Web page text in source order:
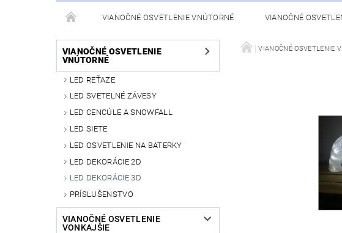
VIANOČNÉ OSVETLENIE VNÚTORNÉ VIANOČNÉ
OBCHODNÉ PODMIENKY KONTAKTY
VIANOČNÉ OSVETLENIE
VNÚTORNÉ
LED REŤAZE
LED SVETELNÉ ZÁVESY
LED CENCÚLE A SNOWFALL
LED SIETE
LED OSVETLENIE NA BATERKY
LED DEKORÁCIE 2D
LED DEKORÁCIE 3D
PRÍSLUŠENSTVO
VIANOČNÉ OSVETLENIE
VONKAJŠIE
VIANOČNÉ OSVETLENIE